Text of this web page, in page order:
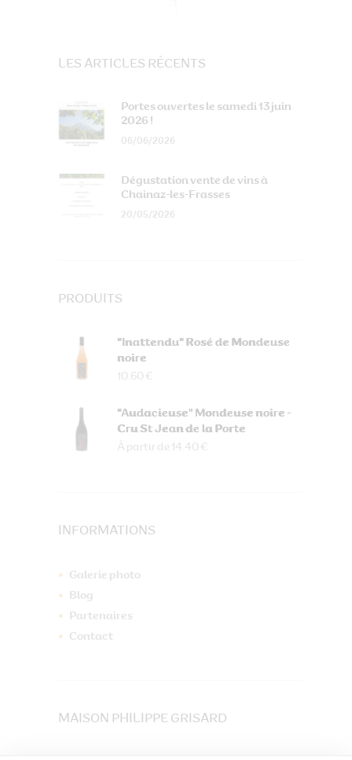
LES ARTICLES RÉCENTS
Portes ouvertes le samedi 13 juin
2026 !
06/06/2026
Dégustation vente de vins à
Chainaz-les-Frasses
20/05/2026
PRODUITS
"Inattendu" Rosé de Mondeuse
noire
10.60 €
"Audacieuse" Mondeuse noire -
Cru St Jean de la Porte
À partir de 14.40 €
INFORMATIONS
Galerie photo
Blog
Partenaires
Contact
MAISON PHILIPPE GRISARD